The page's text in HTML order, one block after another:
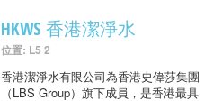
HKWS 香港潔淨水
位置: L5 2
香港潔淨水有限公司為香港史偉莎集團
（LBS Group）旗下成員，是香港最具